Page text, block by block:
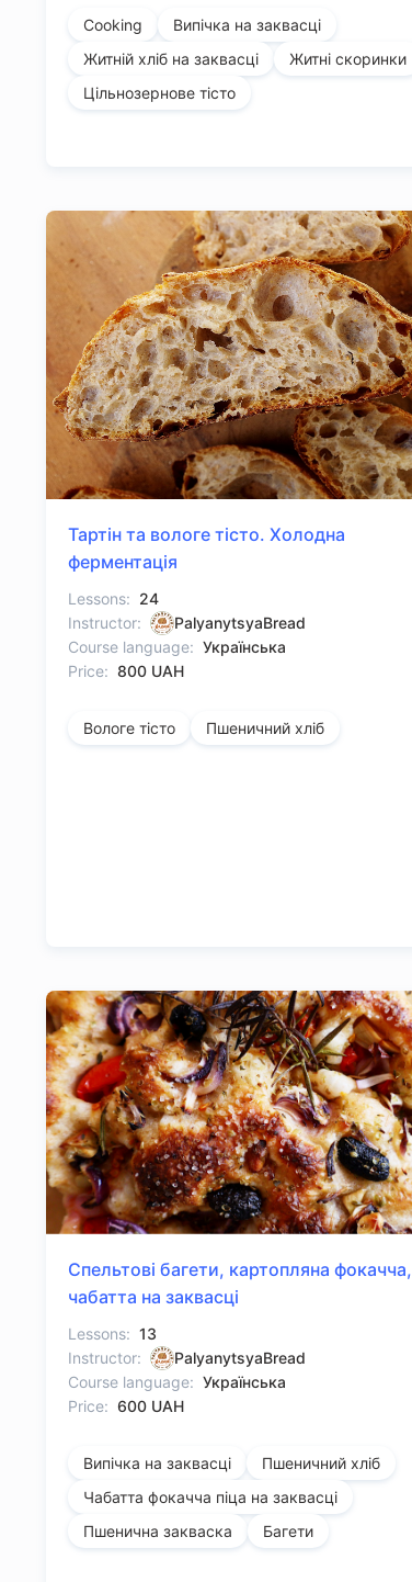
Cooking
Випічка на заквасці
Житній хліб на заквасці
Житні скоринки
Цільнозернове тісто
Тартін та вологе тісто. Холодна
ферментація
Lessons: 24
Instructor:
PalyanytsyaBread
Course language: Українська
Price: 800 UAH
Вологе тісто Пшеничний хліб
Спельтові багети, картопляна фокачча,
чабатта на заквасці
Lessons: 13
Instructor:
PalyanytsyaBread
Course language: Українська
Price: 600 UAH
Випічка на заквасці
Пшеничний хліб
Чабатта фокачча піца на заквасці
Пшенична закваска
Багети